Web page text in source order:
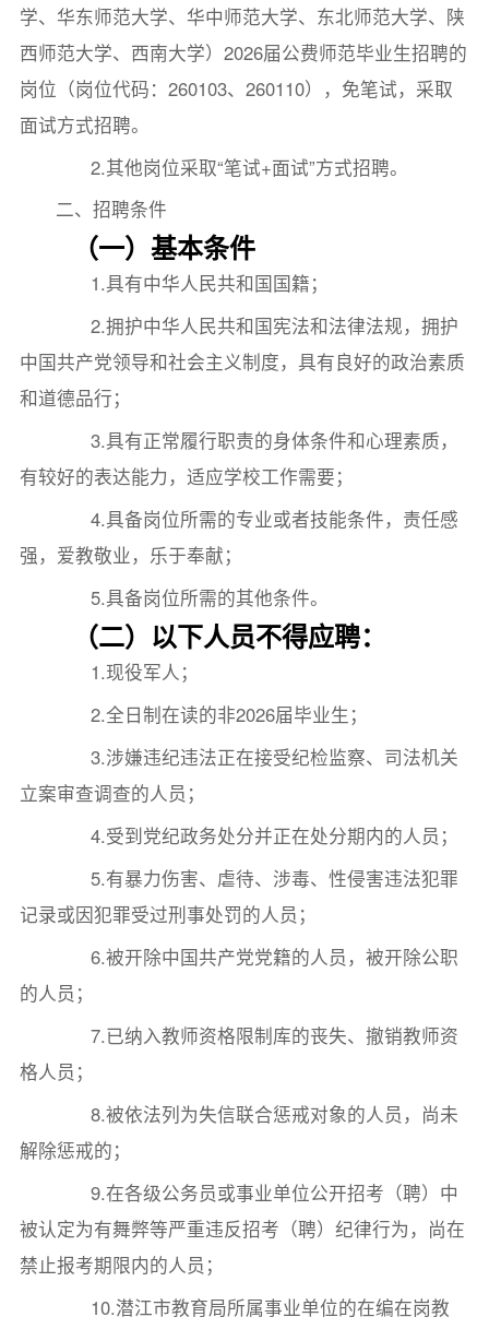
学、华东师范大学、华中师范大学、东北师范大学、陕
西师范大学、西南大学）2026届公费师范毕业生招聘的
岗位（岗位代码：260103、260110），免笔试，采取
面试方式招聘。
2.其他岗位采取“笔试+面试”方式招聘。
二、招聘条件
（一）基本条件
1.具有中华人民共和国国籍；
2.拥护中华人民共和国宪法和法律法规，拥护
中国共产党领导和社会主义制度，具有良好的政治素质
和道德品行；
3.具有正常履行职责的身体条件和心理素质，
有较好的表达能力，适应学校工作需要；
4.具备岗位所需的专业或者技能条件，责任感
强，爱教敬业，乐于奉献；
5.具备岗位所需的其他条件。
（二）以下人员不得应聘：
1.现役军人；
2.全日制在读的非2026届毕业生；
3.涉嫌违纪违法正在接受纪检监察、司法机关
立案审查调查的人员；
4.受到党纪政务处分并正在处分期内的人员；
5.有暴力伤害、虐待、涉毒、性侵害违法犯罪
记录或因犯罪受过刑事处罚的人员；
6.被开除中国共产党党籍的人员，被开除公职
的人员；
7.已纳入教师资格限制库的丧失、撤销教师资
格人员；
8.被依法列为失信联合惩戒对象的人员，尚未
解除惩戒的；
9.在各级公务员或事业单位公开招考（聘）中
被认定为有舞弊等严重违反招考（聘）纪律行为，尚在
禁止报考期限内的人员；
10.潜江市教育局所属事业单位的在编在岗教